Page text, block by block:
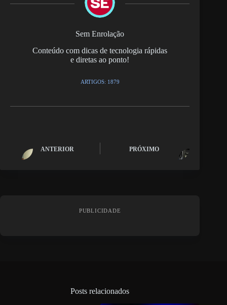
Sem Enrolação
Conteúdo com dicas de tecnologia rápidas
e diretas ao ponto!
ARTIGOS: 1879
ANTERIOR PRÓXIMO
PUBLICIDADE
Posts relacionados